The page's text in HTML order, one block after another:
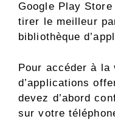
Google Play
tirer le meilleur
bibliothèque
Pour accéder à la
d’applications
devez d’abord
sur votre